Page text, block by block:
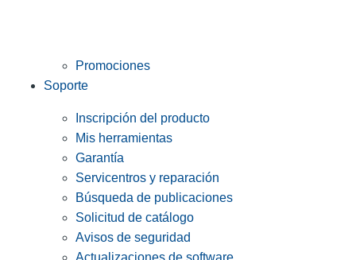
Promociones
Soporte
Inscripción del producto
Mis herramientas
Garantía
Servicentros y reparación
Búsqueda de publicaciones
Solicitud de catálogo
Avisos de seguridad